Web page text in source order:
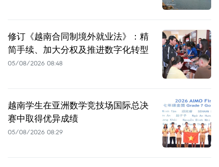
修订《越南合同制境外就业法》：精
简手续、加大分权及推进数字化转型
05/08/2026 08:48
越南学生在亚洲数学竞技场国际总决
赛中取得优异成绩
05/08/2026 08:29